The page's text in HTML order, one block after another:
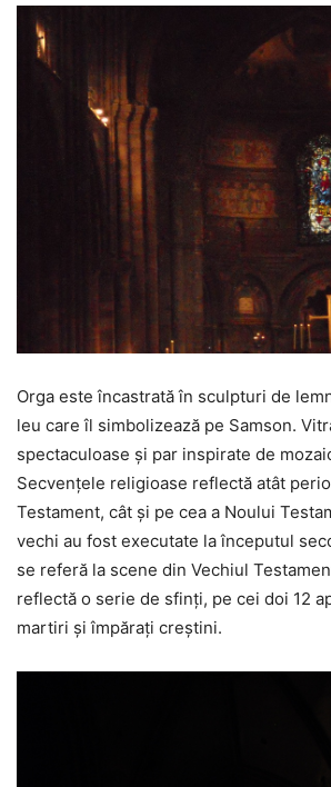
Orga este încastrată în sculpturi de
leu care îl simbolizează pe Samson.
spectaculoase şi par inspirate de
Secvenţele religioase reflectă atât
Testament, cât şi pe cea a Noului
vechi au fost executate la începutul
se referă la scene din Vechiul
reflectă o serie de sfinţi, pe cei doi 12
martiri şi împăraţi creştini.